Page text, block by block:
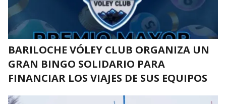
BARILOCHE VÓLEY CLUB ORGANIZA UN
GRAN BINGO SOLIDARIO PARA
FINANCIAR LOS VIAJES DE SUS EQUIPOS